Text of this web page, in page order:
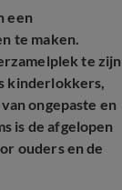
een
te maken.
te zijn
kinderlokkers,
ongepaste en
is de afgelopen
ouders en de